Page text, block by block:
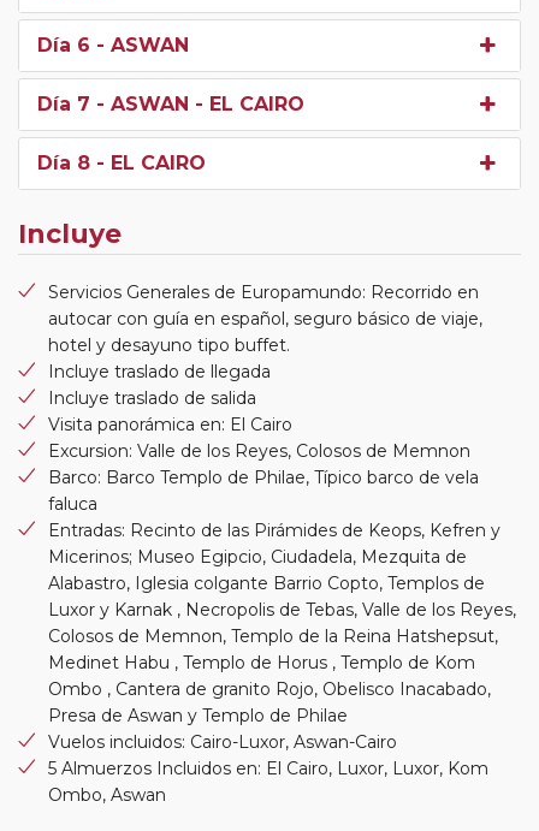
Día 6 - ASWAN
Día 7 - ASWAN - EL CAIRO
Día 8 - EL CAIRO
Incluye
Servicios Generales de Europamundo: Recorrido en
autocar con guía en español, seguro básico de viaje,
hotel y desayuno tipo buffet.
Incluye traslado de llegada
Incluye traslado de salida
Visita panorámica en: El Cairo
Excursion: Valle de los Reyes, Colosos de Memnon
Barco: Barco Templo de Philae, Típico barco de vela
faluca
Entradas: Recinto de las Pirámides de Keops, Kefren y
Micerinos; Museo Egipcio, Ciudadela, Mezquita de
Alabastro, Iglesia colgante Barrio Copto, Templos de
Luxor y Karnak , Necropolis de Tebas, Valle de los Reyes,
Colosos de Memnon, Templo de la Reina Hatshepsut,
Medinet Habu , Templo de Horus , Templo de Kom
Ombo , Cantera de granito Rojo, Obelisco Inacabado,
Presa de Aswan y Templo de Philae
Vuelos incluidos: Cairo-Luxor, Aswan-Cairo
5 Almuerzos Incluidos en: El Cairo, Luxor, Luxor, Kom
Ombo, Aswan